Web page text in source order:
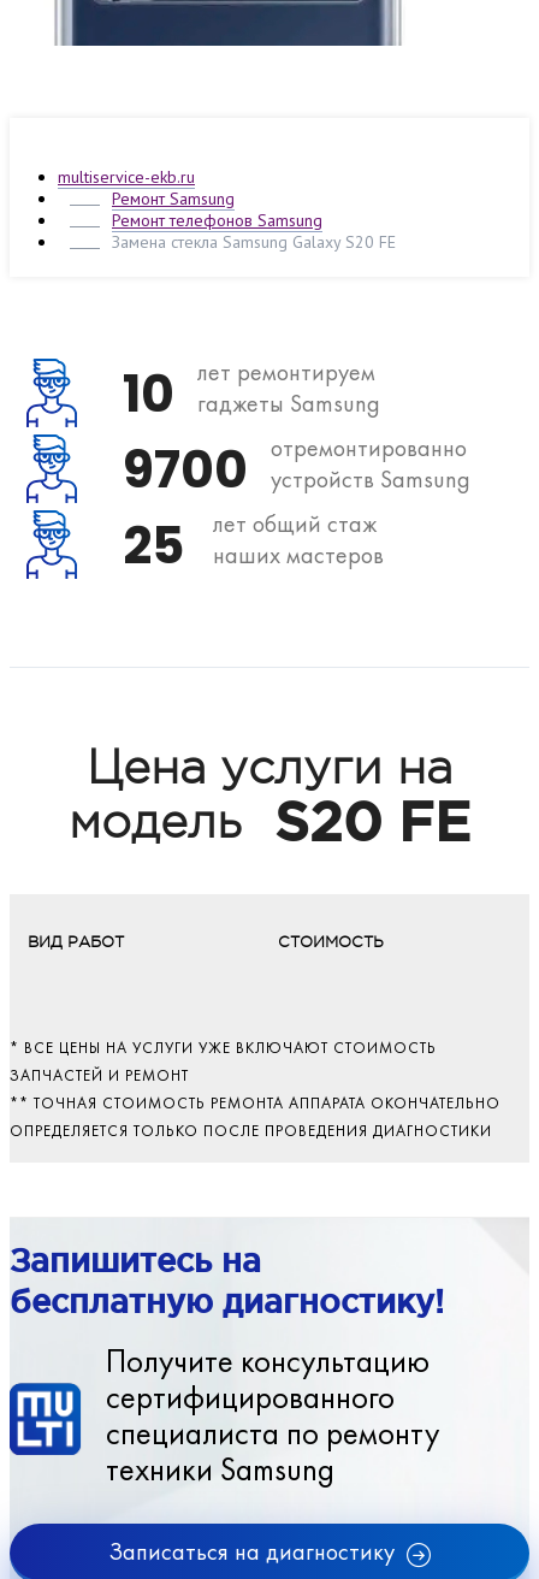
multiservice-ekb.ru
Ремонт Samsung
Ремонт телефонов Samsung
Замена стекла Samsung Galaxy S20 FE
10
лет ремонтируем
гаджеты Samsung
9700
отремонтированно
устройств Samsung
25
лет общий стаж
наших мастеров
Цена услуги на
модель
S20 FE
ВИД РАБОТ СТОИМОСТЬ
* ВСЕ ЦЕНЫ НА УСЛУГИ УЖЕ ВКЛЮЧАЮТ СТОИМОСТЬ
ЗАПЧАСТЕЙ И РЕМОНТ
** ТОЧНАЯ СТОИМОСТЬ РЕМОНТА АППАРАТА ОКОНЧАТЕЛЬНО
ОПРЕДЕЛЯЕТСЯ ТОЛЬКО ПОСЛЕ ПРОВЕДЕНИЯ ДИАГНОСТИКИ
Запишитесь на
бесплатную диагностику!
Получите консультацию
сертифицированного
специалиста по ремонту
техники Samsung
Записаться на диагностику